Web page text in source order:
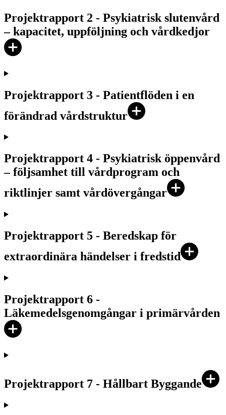
Projektrapport 2 - Psykiatrisk slutenvård
– kapacitet, uppföljning och vårdkedjor
Projektrapport 3 - Patientflöden i en
förändrad vårdstruktur
Projektrapport 4 - Psykiatrisk öppenvård
– följsamhet till vårdprogram och
riktlinjer samt vårdövergångar
Projektrapport 5 - Beredskap för
extraordinära händelser i fredstid
Projektrapport 6 -
Läkemedelsgenomgångar i primärvården
Projektrapport 7 - Hållbart Byggande